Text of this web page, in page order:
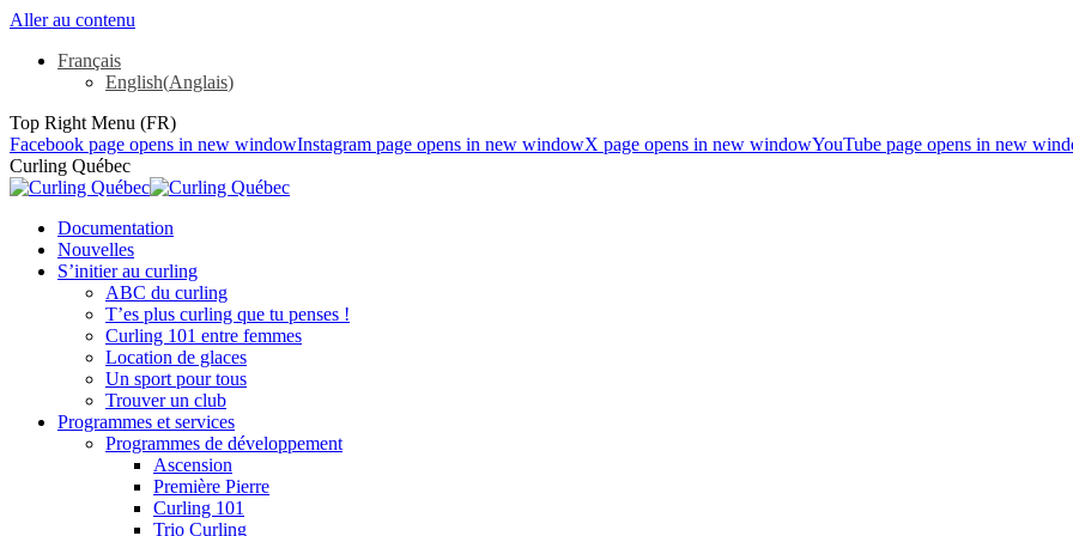
Aller au contenu
Français
English(Anglais)
Top Right Menu (FR)
Facebook page opens in new windowInstagram page opens in new windowX page opens in new windowYouTube page opens in new
Curling Québec
Documentation
Nouvelles
S’initier au curling
ABC du curling
T’es plus curling que tu penses !
Curling 101 entre femmes
Location de glaces
Un sport pour tous
Trouver un club
Programmes et services
Programmes de développement
Ascension
Première Pierre
Curling 101
Trio Curling